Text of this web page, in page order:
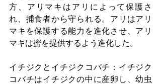
方、アリマキはアリによって保護さ
れ、捕食者から守られる。アリはアリ
マキを保護する能力を進化させ、アリ
マキは蜜を提供するよう進化した。
イチジクとイチジクコバチ：イチジク
コバチはイチジクの中に産卵し、幼虫